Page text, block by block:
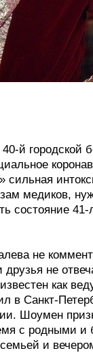
й городской
сильная
медиков,
состояние 41-
не
не
как
в Санкт-
Шоумен
с родными и
и